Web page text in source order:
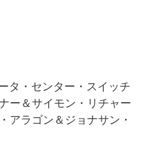
タ・センター・スイッチ
ー＆サイモン・リチャー
アラゴン＆ジョナサン・